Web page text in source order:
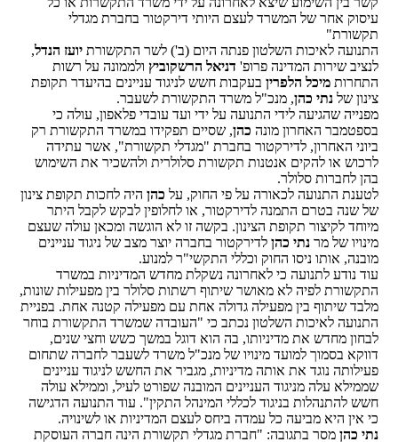
עיסוק אחר של המשרד לעצם היותי דירקטור בחברת מגדלי
תקשורת"
התנועה לאיכות השלטון פנתה היום (ב') לשר התקשורת יועז הנדל,
לנציב שירות המדינה פרופ' דניאל הרשקוביץ ולממונה על רשות
התחרות מיכל הלפרין בעקבות חשש לניגוד עניינים בהיעדר תקופת
צינון של נתי כהן, מנכ"ל משרד התקשורת לשעבר.
מפנייה שהגיעה לידי התנועה על ידי ועד עובדי פלאפון, עולה כי
בספטמבר האחרון מונה כהן, שסיים תפקידו במשרד התקשורת רק
ביוני האחרון, לדירקטור בחברת "מגדלי תקשורת", אשר עתידה
לרכוש או להקים אנטנות תקשורת סלולרית ולהשכיר את השימוש
בהן לחברות סלולר.
לטענת התנועה לכאורה על פי החוק, על כהן היה לחכות תקופת צינון
של שנה בטרם התמנה לדירקטור, או לחלופין לבקש לקבל היתר
מיוחד לקיצור תקופת הצינון. בקשה זו לא הוגשה ומכאן עולה שעצם
מינויו של מר נתי כהן לדירקטור בחברה יוצר מצב של ניגוד עניינים
מובנה, אותו ניסו החוק וכללי התקשי"ר למנוע.
עוד נודע לתנועה כי לאחרונה נשקלת מחדש המדיניות במשרד
התקשורת לפיה לא מאושר שיתוף רשתות סלולר בין מפעילות שונות,
מלבד שיתוף בין מפעילה גדולה אחת עם מפעילה קטנה אחת. בפניית
התנועה לאיכות השלטון נכתב כי "העובדה שמשרד התקשורת בוחר
לבחון מחדש את מדיניותו, בה הוא דוגל במשך כשש וחצי שנים,
דווקא בסמוך למועד מינויו של מנכ"ל משרד לשעבר לחברה שתחום
פעילותה נוגד את אותה מדיניות, מגביר את החשש לניגוד עניינים
שממילא עלה מניגוד העניינים המובנה שפורט לעיל, וממילא עולה
חשש להתנהלות בניגוד לכללי המינהל התקין". עוד התנועה הדגישה
כי אין היא מביעה כל עמדה ביחס לעצם המדיניות או לשינויה.
נתי כהן מסר בתגובה: "חברת מגדלי תקשורת הינה חברה העוסקת